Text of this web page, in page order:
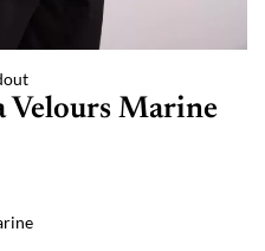
Velours Marine